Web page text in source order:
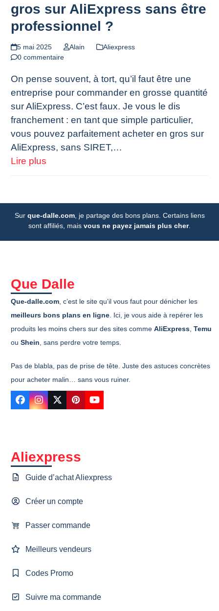
gros sur AliExpress sans être
professionnel ?
5 mai 2025 Alain
Aliexpress
0 commentaire
On pense souvent, à tort, qu’il faut être une
entreprise pour commander en grosse quantité
sur AliExpress. C’est faux. Je vous le dis
franchement : en tant que simple particulier,
vous pouvez parfaitement acheter en gros sur
AliExpress, sans SIRET,…
Lire plus
Sur que-dalle.com, je partage des bons plans. Certains liens
sont affiliés, mais vous ne payez jamais plus cher.
Que Dalle
Que-dalle.com , c’est le site qu’il vous faut pour dénicher les
meilleurs bons plans en ligne . Ici, je vous aide à repérer les
produits les moins chers sur des sites commeAliExpress ,Temu
ouShein , sans perdre votre temps.
Pas de blabla, pas de prise de tête. Juste des astuces concrètes
pour acheter malin… sans vous ruiner.
Facebook
Instagram
TwitterPinterestYouTube
Aliexpress
Guide d’achat Aliexpress
Créer un compte
Passer commande
Meilleurs vendeurs
Codes Promo
Suivre ma commande